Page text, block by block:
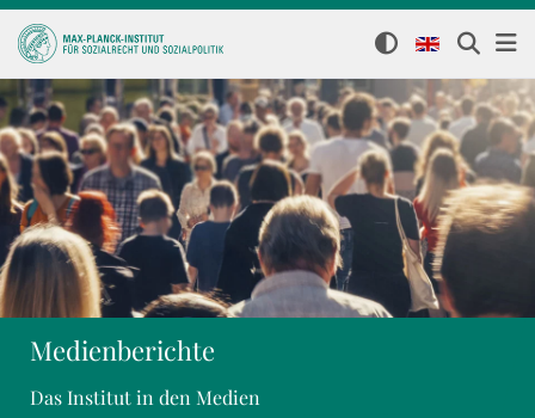
Medienberichte
Das Institut in den Medien